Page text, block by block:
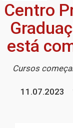
Centro
está
Cursos
11.07.2023